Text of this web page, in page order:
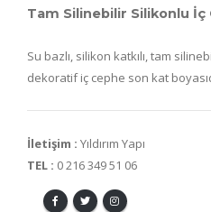
Tam Silinebilir Silikonlu İç
Su bazlı, silikon katkılı, tam
dekoratif iç cephe son kat
İletişim : Yıldırım Yapı
TEL : 0 216 349 51 06